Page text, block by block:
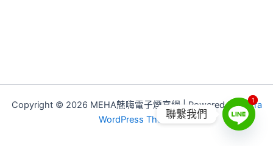
Copyright © 2026 MEHA魅嗨電子煙官網 | Powered byAstra
WordPress Theme聯繫我們
11